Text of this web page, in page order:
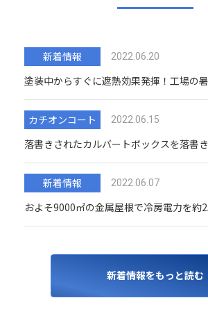
新着情報 2022.06.20
塗装中からすぐに遮熱効果発揮！工場の
カチオンコート 2022.06.15
落書きされたカルバートボックスを落書
新着情報 2022.06.07
およそ9000㎡の金属屋根で冷房電力を約
新着情報をもっと読む